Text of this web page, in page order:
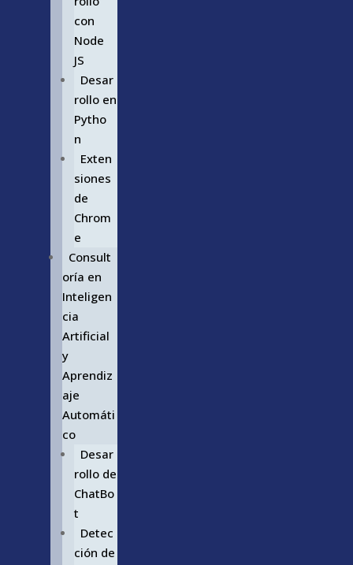
con
Node
JS
Desar
rollo en
Pytho
n
Exten
siones
de
Chrom
e
Consult
oría en
Inteligen
cia
Artificial
y
Aprendiz
aje
Automáti
co
Desar
rollo de
ChatBo
t
Detec
ción de